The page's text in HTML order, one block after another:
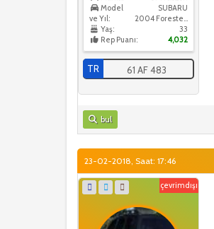
SUBARU
Model
ve Yıl:
2004 Forester XT
Yaş:
33
Rep Puanı:
4,032
TR 61 AF 483
bul
23-02-2018, Saat: 17:46
çevrimdışı